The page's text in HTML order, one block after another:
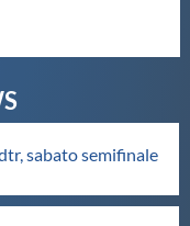
sabato semifinale